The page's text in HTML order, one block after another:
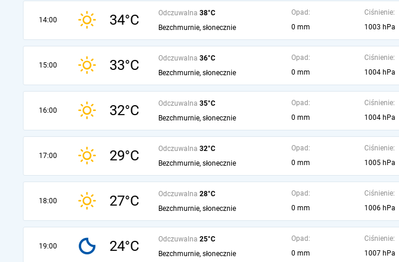
14:00 34°C Odczuwalna 38°C
Bezchmurnie, słonecznie
Opad:
0 mm
Ciśnienie:
1003 hPa
15:00 33°C Odczuwalna 36°C
Bezchmurnie, słonecznie
Opad:
0 mm
Ciśnienie:
1004 hPa
16:00 32°C Odczuwalna 35°C
Bezchmurnie, słonecznie
Opad:
0 mm
Ciśnienie:
1004 hPa
17:00 29°C Odczuwalna 32°C
Bezchmurnie, słonecznie
Opad:
0 mm
Ciśnienie:
1005 hPa
18:00 27°C Odczuwalna 28°C
Bezchmurnie, słonecznie
Opad:
0 mm
Ciśnienie:
1006 hPa
19:00 24°C Odczuwalna 25°C
Bezchmurnie, słonecznie
Opad:
0 mm
Ciśnienie:
1007 hPa